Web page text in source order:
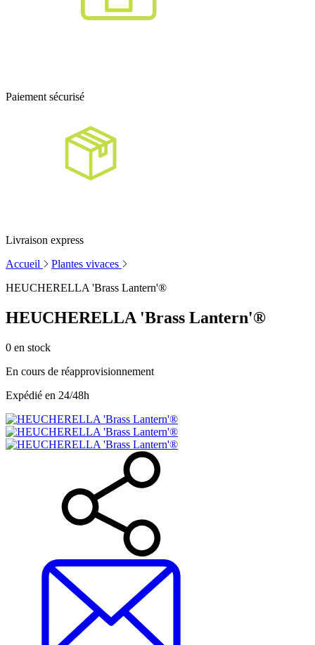
Paiement sécurisé
Livraison express
Accueil
Plantes vivaces
HEUCHERELLA 'Brass Lantern'®
HEUCHERELLA 'Brass Lantern'®
0 en stock
En cours de réapprovisionnement
Expédié en 24/48h